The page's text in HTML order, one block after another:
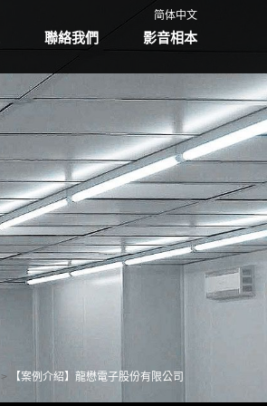
简体中文
聯絡我們 影音相本
【案例介紹】龍懋電子股份有限公司